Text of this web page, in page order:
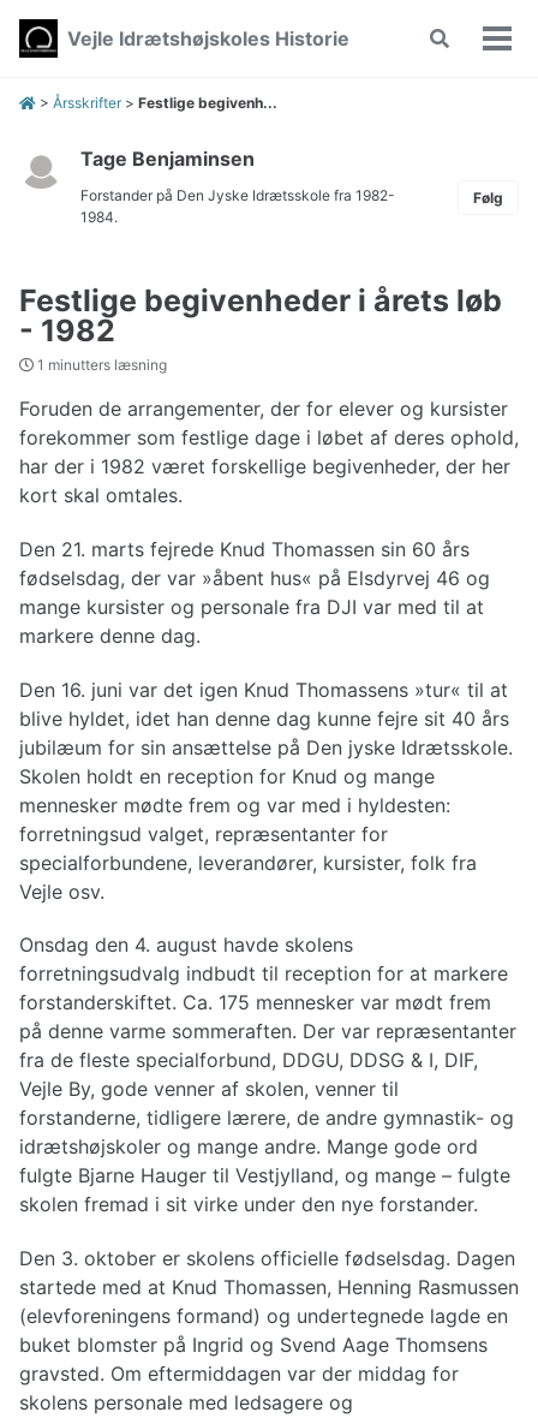
Skip
navigation
Skip
Skip
Vejle Idrætshøjskoles Historie
Toggle Vis/
> Årsskrifter > Festlige begivenh...
Tage Benjaminsen
Forstander på Den Jyske Idrætsskole fra 1982-
1984.
Følg
Festlige begivenheder i årets løb
- 1982
1 minutters læsning
Foruden de arrangementer, der for elever og kursister
forekommer som festlige dage i løbet af deres ophold,
har der i 1982 været forskellige begivenheder, der her
kort skal omtales.
Den 21. marts fejrede Knud Thomassen sin 60 års
fødselsdag, der var »åbent hus« på Elsdyrvej 46 og
mange kursister og personale fra DJI var med til at
markere denne dag.
Den 16. juni var det igen Knud Thomassens »tur« til at
blive hyldet, idet han denne dag kunne fejre sit 40 års
jubilæum for sin ansættelse på Den jyske Idrætsskole.
Skolen holdt en reception for Knud og mange
mennesker mødte frem og var med i hyldesten:
forretningsud valget, repræsentanter for
specialforbundene, leverandører, kursister, folk fra
Vejle osv.
Onsdag den 4. august havde skolens
forretningsudvalg indbudt til reception for at markere
forstanderskiftet. Ca. 175 mennesker var mødt frem
på denne varme sommeraften. Der var repræsentanter
fra de fleste specialforbund, DDGU, DDSG & I, DIF,
Vejle By, gode venner af skolen, venner til
forstanderne, tidligere lærere, de andre gymnastik- og
idrætshøjskoler og mange andre. Mange gode ord
fulgte Bjarne Hauger til Vestjylland, og mange – fulgte
skolen fremad i sit virke under den nye forstander.
Den 3. oktober er skolens officielle fødselsdag. Dagen
startede med at Knud Thomassen, Henning Rasmussen
(elevforeningens formand) og undertegnede lagde en
buket blomster på Ingrid og Svend Aage Thomsens
gravsted. Om eftermiddagen var der middag for
skolens personale med ledsagere og